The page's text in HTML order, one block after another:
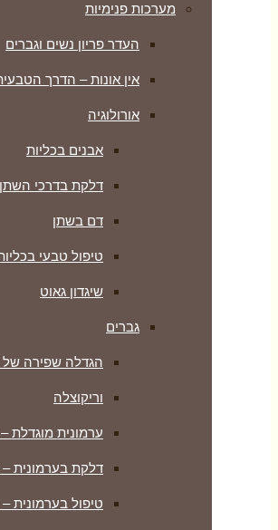
מערכות פנימיות
העדר פריון נשים וגברים
אין אונות – הדרך
אורולוגיה
אבנים בכליות
דלקת בדרכי השתן
דם בשתן
טיפול טבעי
שיגדון גאוט
גברים
הגדלה שפירה של
וריקוצלה
ערמונית מוגדלת
דלקת בערמונית
טיפול בערמונית